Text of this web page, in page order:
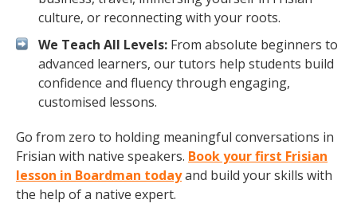
culture, or reconnecting with your roots.
We Teach All Levels: From absolute beginners to
advanced learners, our tutors help students build
confidence and fluency through engaging,
customised lessons.
Go from zero to holding meaningful conversations in
Frisian with native speakers. Book your first Frisian
lesson in Boardman todayand build your skills with
the help of a native expert.